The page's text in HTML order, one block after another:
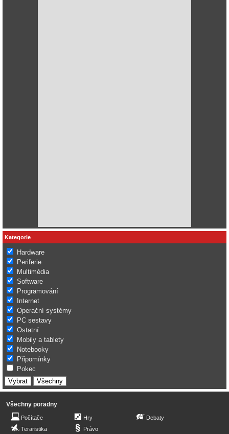
Kategorie
Hardware
Periferie
Multimédia
Software
Programování
Internet
Operační systémy
PC sestavy
Ostatní
Mobily a tablety
Notebooky
Připomínky
Pokec
Všechny poradny
Počítače
Teraristika
Hry
Právo
Debaty